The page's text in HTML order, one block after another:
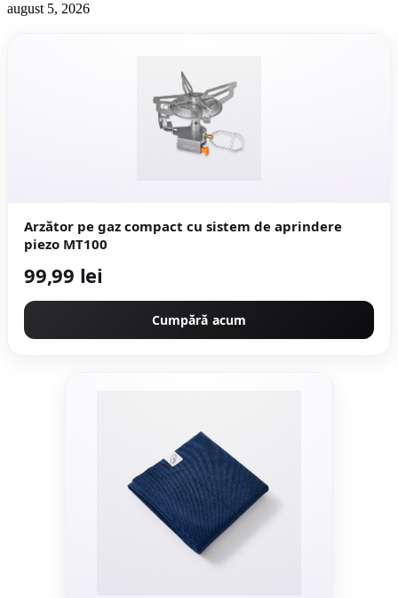
august 5, 2026
Arzător pe gaz compact cu sistem de aprindere
piezo MT100
99,99 lei
Cumpără acum